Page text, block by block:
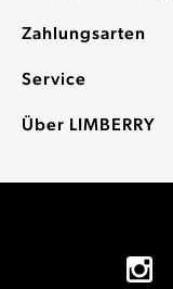
Zahlungsarten
Service
Über LIMBERRY